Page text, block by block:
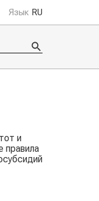
Язык RU
сельхозсырье
используют для